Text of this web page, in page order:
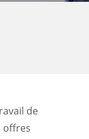
de
offres